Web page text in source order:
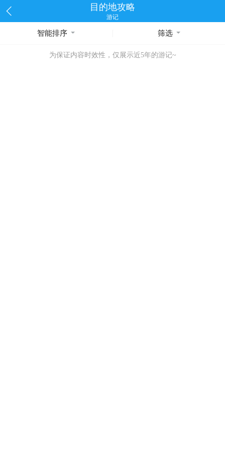
目的地攻略
游记
智能排序 筛选
为保证内容时效性，仅展示近5年的游记~